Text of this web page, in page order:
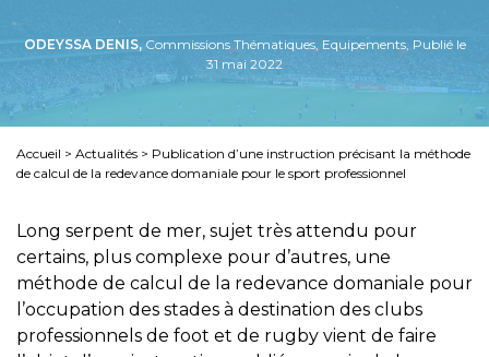
ODEYSSA DENIS, Commissions Thématiques, Equipements, Publié le
31 mai 2022
Accueil > Actualités > Publication d’une instruction précisant la méthode
de calcul de la redevance domaniale pour le sport professionnel
Long serpent de mer, sujet très attendu pour
certains, plus complexe pour d’autres, une
méthode de calcul de la redevance domaniale pour
l’occupation des stades à destination des clubs
professionnels de foot et de rugby vient de faire